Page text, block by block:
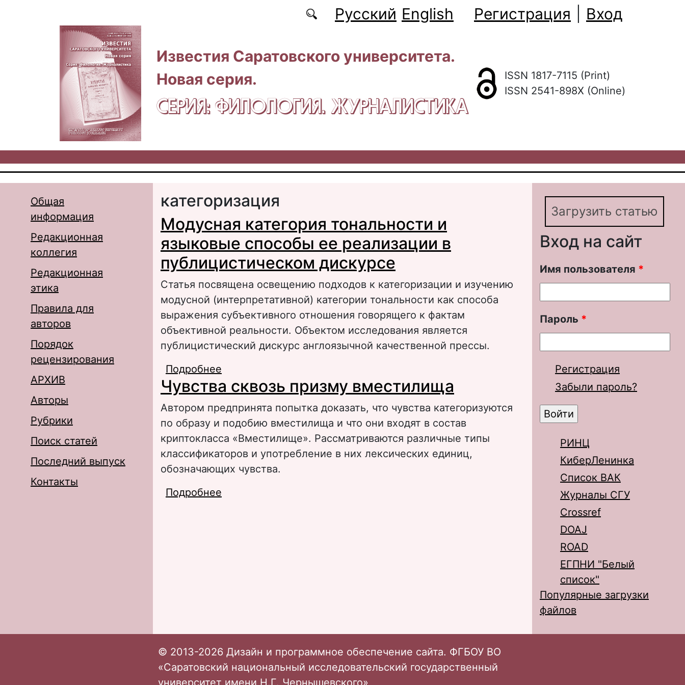
Русский English Регистрация Вход
Известия Саратовского университета.
Новая серия.
СЕРИЯ: ФИЛОЛОГИЯ. ЖУРНАЛИСТИКА
ISSN 1817-7115 (Print)
ISSN 2541-898X (Online)
Общая
информация
Редакционная
коллегия
Редакционная
этика
Правила для
авторов
Порядок
рецензирования
АРХИВ
Авторы
Рубрики
Поиск статей
Последний выпуск
Контакты
категоризация
Модусная категория тональности и
языковые способы ее реализации в
публицистическом дискурсе
Статья посвящена освещению подходов к категоризации и изучению
модусной (интерпретативной) категории тональности как способа
выражения субъективного отношения говорящего к фактам
объективной реальности. Объектом исследования является
публицистический дискурс англоязычной качественной прессы.
Подробнее
реализации в публицистическом дискурсе
Чувства сквозь призму вместилища
Автором предпринята попытка доказать, что чувства категоризуются
по образу и подобию вместилища и что они входят в состав
криптокласса «Вместилище». Рассматриваются различные типы
классификаторов и употребление в них лексических единиц,
обозначающих чувства.
Подробнее
Загрузить статью
Вход на сайт
Имя пользователя *
Пароль *
Регистрация
Забыли пароль?
РИНЦ
КиберЛенинка
Список ВАК
Журналы СГУ
Crossref
DOAJ
ROAD
ЕГПНИ "Белый
список"
Популярные загрузки
файлов
© 2013-2026 Дизайн и программное обеспечение сайта. ФГБОУ ВО
«Саратовский национальный исследовательский государственный
университет имени Н.Г. Чернышевского»